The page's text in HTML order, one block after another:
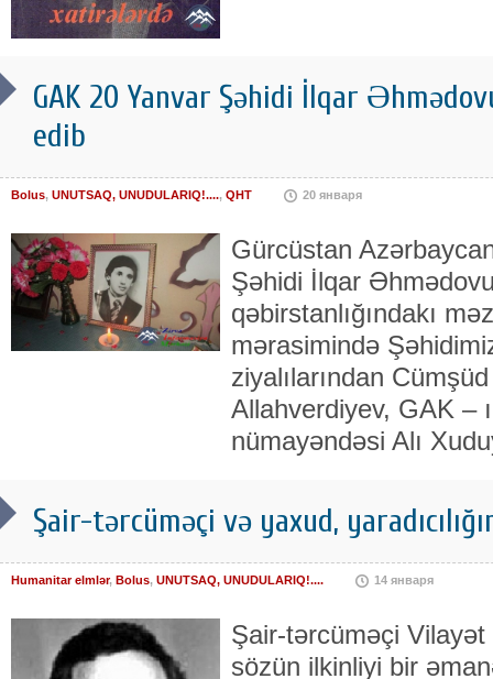
GAK 20 Yanvar Şəhidi İlqar
edib
Bolus, UNUTSAQ, UNUDULARIQ!...., QHT 20 января
Gürcüstan
Şəhidi İlqar
qəbirstanlığındakı
mərasimində
ziyalılarından
Allahverdiyev, GAK –
nümayəndəsi Alı
Şair-tərcüməçi və yaxud,
Humanitar elmlər, Bolus, UNUTSAQ, UNUDULARIQ!.... 14 января
Şair-tərcüməçi
sözün ilkinliyi bir